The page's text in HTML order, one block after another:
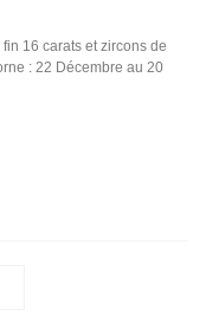
16 carats et zircons de
: 22 Décembre au 20